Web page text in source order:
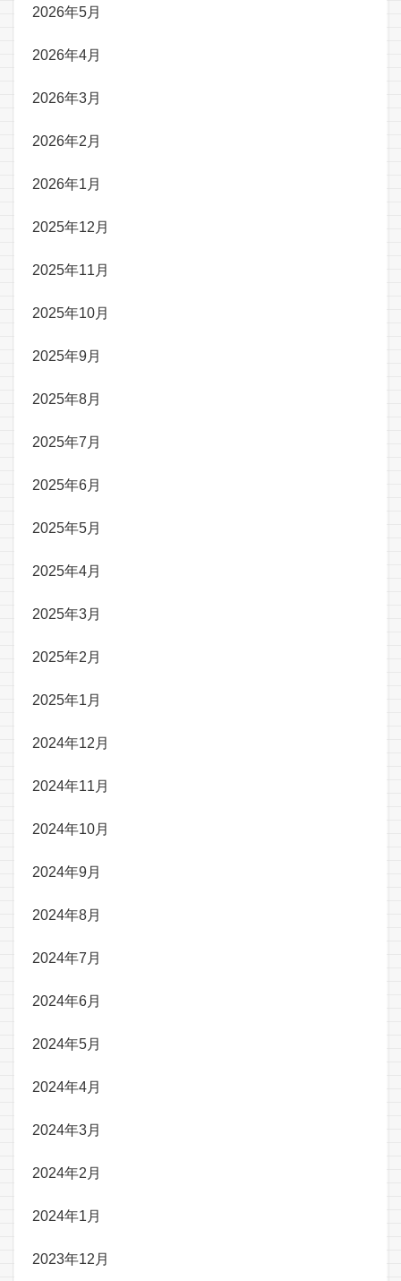
2026年5月
2026年4月
2026年3月
2026年2月
2026年1月
2025年12月
2025年11月
2025年10月
2025年9月
2025年8月
2025年7月
2025年6月
2025年5月
2025年4月
2025年3月
2025年2月
2025年1月
2024年12月
2024年11月
2024年10月
2024年9月
2024年8月
2024年7月
2024年6月
2024年5月
2024年4月
2024年3月
2024年2月
2024年1月
2023年12月